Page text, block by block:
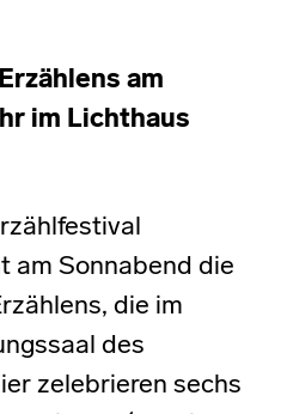
am
im Lichthaus
am Sonnabend die
die im
des
zelebrieren sechs